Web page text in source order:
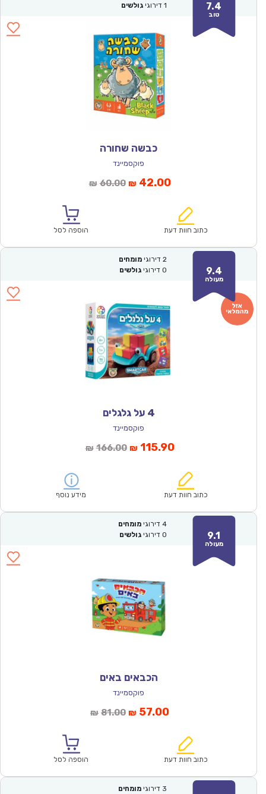
7.4
טוב
1 דירוגי גולשים
כבשה שחורה
פוקסמיינד
₪ 60.00המחיר
₪60.00.
₪ 42.00המחיר
הוא:
כתוב חוות דעת הוספה לסל
9.4
מעולה
2 דירוגי מומחים
0 דירוגי גולשים
4 על גלגלים
פוקסמיינד
₪ 166.00המחיר
₪166.00.
₪ 115.90המחיר
הוא:
כתוב חוות דעת מידע נוסף
9.1
מעולה
4 דירוגי מומחים
0 דירוגי גולשים
הכבאים באים
פוקסמיינד
₪ 81.00המחיר
₪81.00.
₪ 57.00המחיר
הוא:
כתוב חוות דעת הוספה לסל
3 דירוגי מומחים